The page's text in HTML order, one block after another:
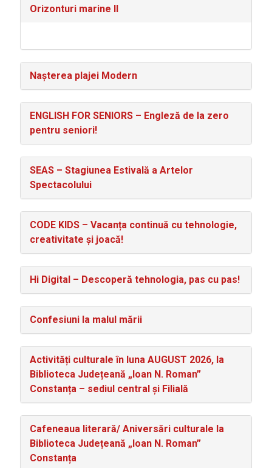
Orizonturi marine II
Nașterea plajei Modern
ENGLISH FOR SENIORS – Engleză de la zero
pentru seniori!
SEAS – Stagiunea Estivală a Artelor
Spectacolului
CODE KIDS – Vacanța continuă cu tehnologie,
creativitate și joacă!
Hi Digital – Descoperă tehnologia, pas cu pas!
Confesiuni la malul mării
Activități culturale în luna AUGUST 2026, la
Biblioteca Județeană „Ioan N. Roman”
Constanța – sediul central și Filială
Cafeneaua literară/ Aniversări culturale la
Biblioteca Județeană „Ioan N. Roman”
Constanța